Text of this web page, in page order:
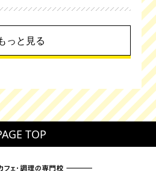
っと見る
TOP